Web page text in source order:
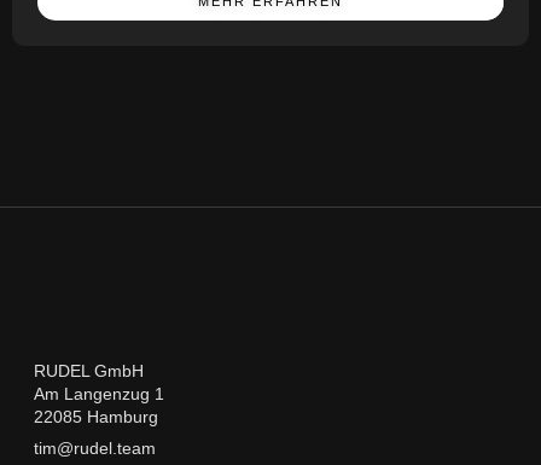
RUDEL GmbH
Am Langenzug 1
22085 Hamburg
tim@rudel.team